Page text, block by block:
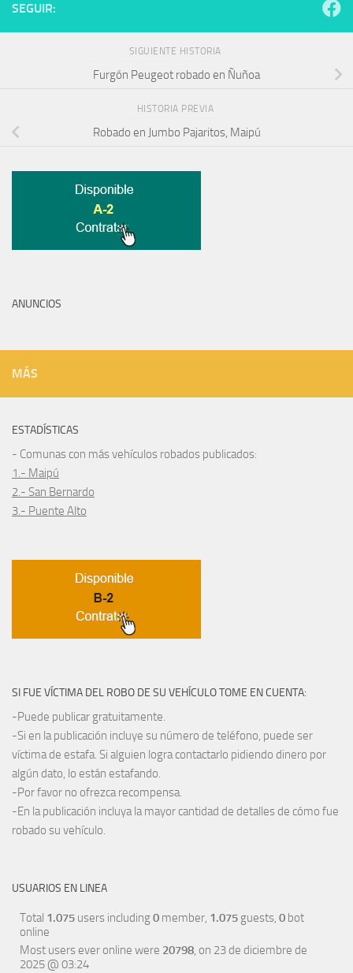
SEGUIR:
SIGUIENTE HISTORIA
Furgón Peugeot robado en Ñuñoa
HISTORIA PREVIA
Robado en Jumbo Pajaritos, Maipú
ANUNCIOS
MÁS
ESTADÍSTICAS
- Comunas con más vehículos robados publicados:
1.- Maipú
2.- San Bernardo
3.- Puente Alto
SI FUE VÍCTIMA DEL ROBO DE SU VEHÍCULO TOME EN CUENTA:
-Puede publicar gratuitamente.
-Si en la publicación incluye su número de teléfono, puede ser
víctima de estafa. Si alguien logra contactarlo pidiendo dinero por
algún dato, lo están estafando.
-Por favor no ofrezca recompensa.
-En la publicación incluya la mayor cantidad de detalles de cómo fue
robado su vehículo.
USUARIOS EN LINEA
Total 1.075 users including0 member, 1.075 guests, 0 bot
online
Most users ever online were 20798, on 23 de diciembre de
2025 @ 03:24